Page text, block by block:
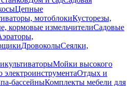
Цепные
мотоблокиКусторезы,
кормовые измельчителиСадовые
ДровоколыСеялки,
Мойки высокого
электроинструментаОтдых и
бассейныКомплекты мебели для